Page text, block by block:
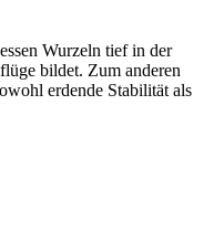
Wurzeln tief in der
bildet. Zum anderen
erdende Stabilität als